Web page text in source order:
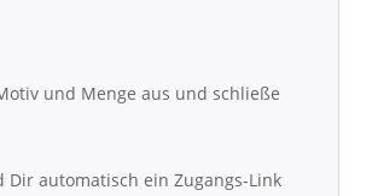
und Menge aus und schließe
automatisch ein Zugangs-Link